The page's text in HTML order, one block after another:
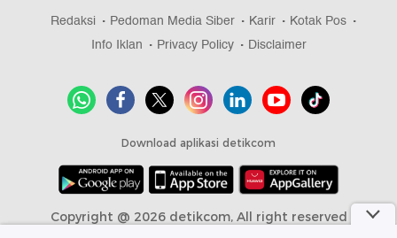
Redaksi Pedoman Media Siber Karir
Kotak Pos
Info Iklan
Privacy Policy Disclaimer
Download aplikasi detikcom
Copyright @ 2026 detikcom, All right reserved